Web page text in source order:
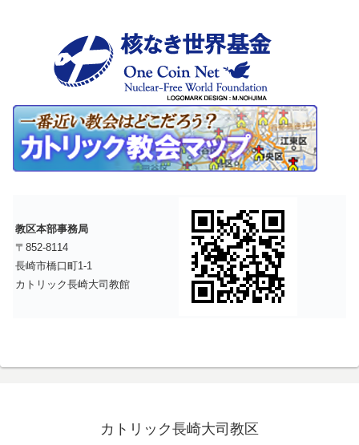
教区本部事務局
〒852-8114
長崎市橋口町1-1
カトリック長崎大司教館
カトリック長崎大司教区